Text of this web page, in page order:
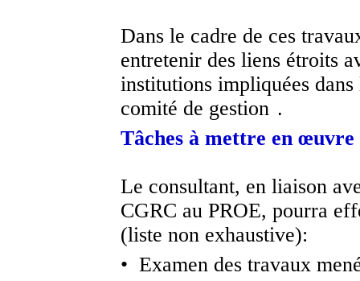
Dans le cadre de ces
entretenir des liens étroits
institutions impliquées
comité de gestion .
Tâches à mettre en œuvre
Le consultant, en liaison
CGRC au PROE, pourra
(liste non exhaustive):
• Examen des travaux